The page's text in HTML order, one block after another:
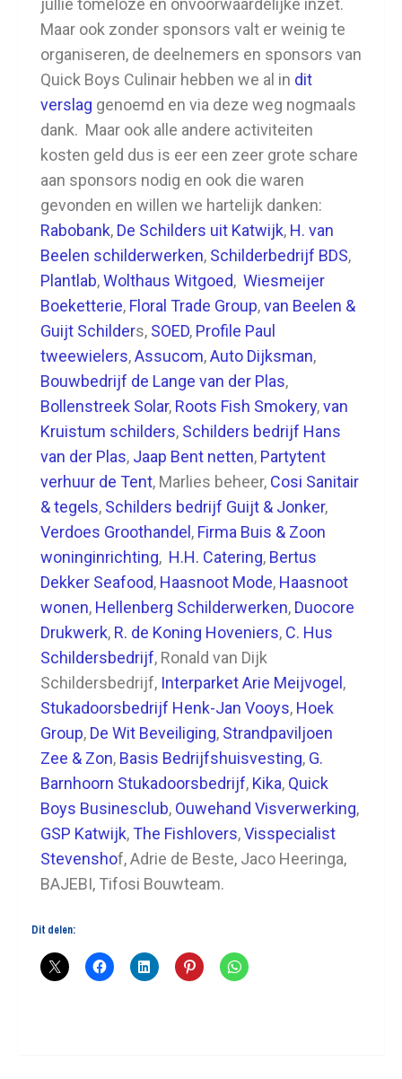
Maar ook zonder sponsors valt er weinig te
organiseren, de deelnemers en sponsors van
Quick Boys Culinair hebben we al in dit
verslag genoemd en via deze weg nogmaals
dank. Maar ook alle andere activiteiten
kosten geld dus is eer een zeer grote schare
aan sponsors nodig en ook die waren
gevonden en willen we hartelijk danken:
Rabobank, De Schilders uit Katwijk, H. van
Beelen schilderwerken, Schilderbedrijf BDS,
Plantlab,Wolthaus Witgoed, Wiesmeijer
Boeketterie, Floral Trade Group,van Beelen &
Guijt Schilders, SOED, Profile Paul
tweewielers,Assucom,Auto Dijksman,
Bouwbedrijf de Lange van der Plas,
Bollenstreek Solar, Roots Fish Smokery,van
Kruistum schilders, Schilders bedrijf Hans
van der Plas, Jaap Bent netten, Partytent
verhuur de Tent, Marlies beheer, Cosi Sanitair
& tegels, Schilders bedrijf Guijt & Jonker,
Verdoes Groothandel, Firma Buis & Zoon
woninginrichting, H.H. Catering, Bertus
Dekker Seafood, Haasnoot Mode, Haasnoot
wonen, Hellenberg Schilderwerken, Duocore
Drukwerk, R. de Koning Hoveniers, C. Hus
Schildersbedrijf, Ronald van Dijk
Schildersbedrijf, Interparket Arie Meijvogel,
Stukadoorsbedrijf Henk-Jan Vooys, Hoek
Group, De Wit Beveiliging, Strandpaviljoen
Zee & Zon, Basis Bedrijfshuisvesting, G.
Barnhoorn Stukadoorsbedrijf, Kika, Quick
Boys Businesclub, Ouwehand Visverwerking,
GSP Katwijk, The Fishlovers,Visspecialist
Stevenshof, Adrie de Beste, Jaco Heeringa,
BAJEBI, Tifosi Bouwteam.
Dit delen: